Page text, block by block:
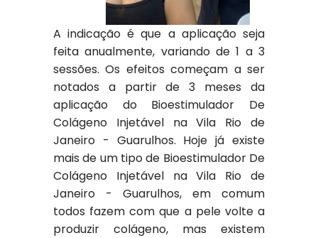
A indicação é que a aplicação seja
feita anualmente, variando de 1 a 3
sessões. Os efeitos começam a ser
notados a partir de 3 meses da
aplicação do Bioestimulador De
Colágeno Injetável na Vila Rio de
Janeiro - Guarulhos. Hoje já existe
mais de um tipo de Bioestimulador De
Colágeno Injetável na Vila Rio de
Janeiro - Guarulhos, em comum
todos fazem com que a pele volte a
produzir colágeno, mas existem